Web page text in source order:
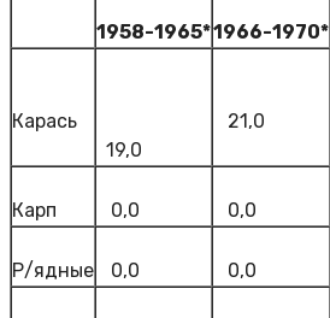
1958-1965*1966-1970*
Карась
19,0
21,0
Карп 0,0 0,0
Р/ядные 0,0 0,0